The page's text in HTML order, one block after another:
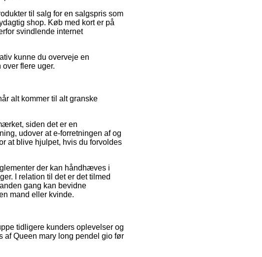
til salg for en salgspris som
shop. Køb med kort er på
svindlende internet
kunne du overveje en
flere uger.
alt kommer til alt granske
siden det er en
udover at e-forretningen af og
at blive hjulpet, hvis du forvoldes
der kan håndhæves i
I relation til det er det tilmed
gang kan bevidne
mand eller kvinde.
tidligere kunders oplevelser og
af Queen mary long pendel gio før